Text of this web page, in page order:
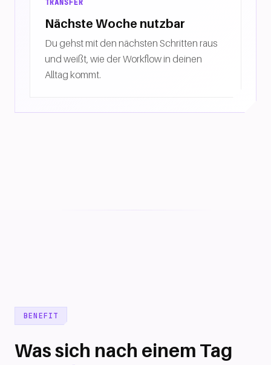
TRANSFER
Nächste Woche nutzbar
Du gehst mit den nächsten Schritten raus
und weißt, wie der Workflow in deinen
Alltag kommt.
BENEFIT
Was sich nach einem Tag